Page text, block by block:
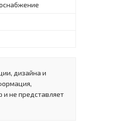
дизайна и
и не представляет